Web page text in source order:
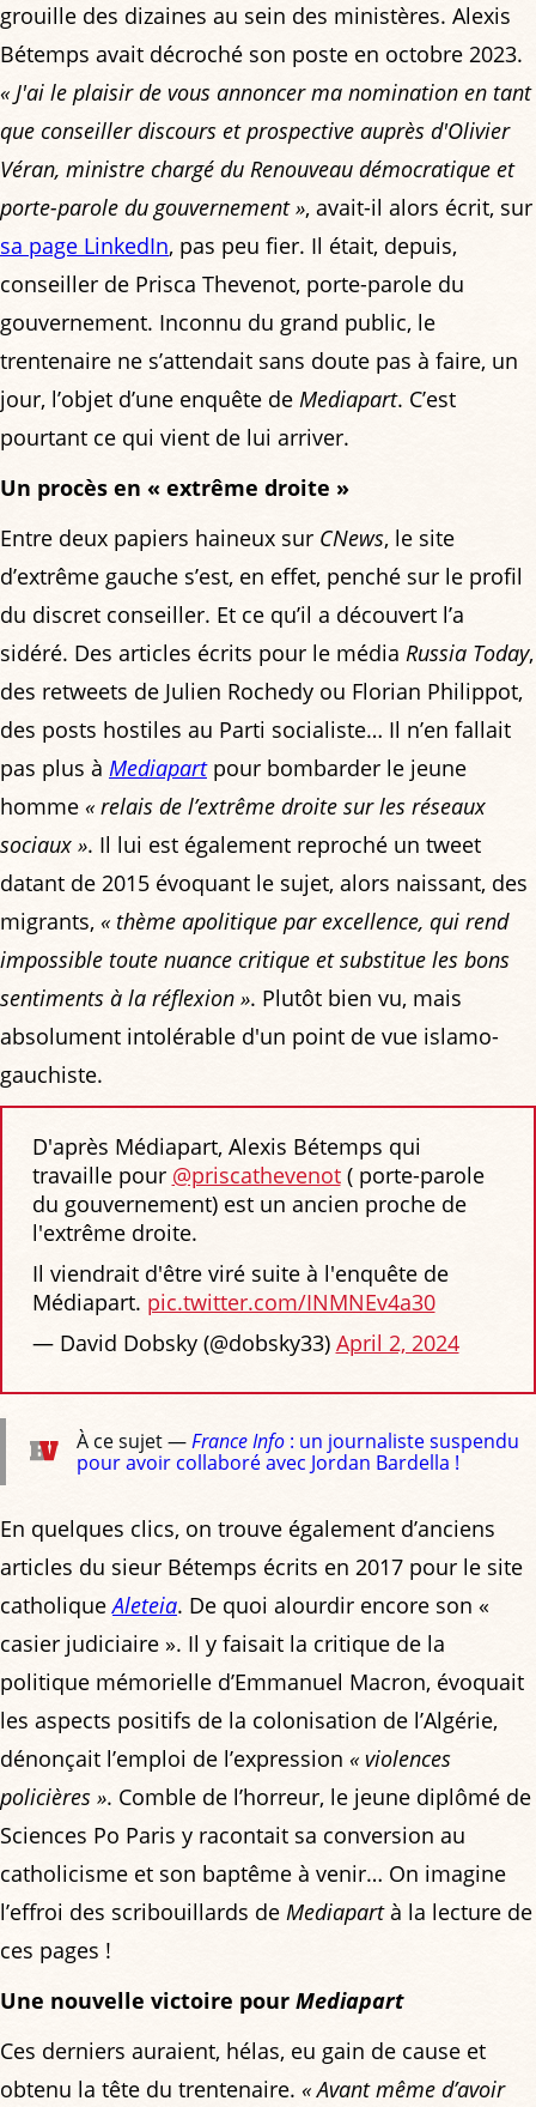
grouille des dizaines au sein des ministères. Alexis
Bétemps avait décroché son poste en octobre 2023.
« J'ai le plaisir de vous annoncer ma nomination en tant
que conseiller discours et prospective auprès d'Olivier
Véran, ministre chargé du Renouveau démocratique et
porte-parole du gouvernement », avait-il alors écrit, sur
sa page LinkedIn, pas peu fier. Il était, depuis,
conseiller de Prisca Thevenot, porte-parole du
gouvernement. Inconnu du grand public, le
trentenaire ne s’attendait sans doute pas à faire, un
jour, l’objet d’une enquête de Mediapart. C’est
pourtant ce qui vient de lui arriver.
Un procès en « extrême droite »
Entre deux papiers haineux sur CNews, le site
d’extrême gauche s’est, en effet, penché sur le profil
du discret conseiller. Et ce qu’il a découvert l’a
sidéré. Des articles écrits pour le média Russia Today,
des retweets de Julien Rochedy ou Florian Philippot,
des posts hostiles au Parti socialiste… Il n’en fallait
pas plus à Mediapartpour bombarder le jeune
homme « relais de l’extrême droite sur les réseaux
sociaux ». Il lui est également reproché un tweet
datant de 2015 évoquant le sujet, alors naissant, des
migrants, « thème apolitique par excellence, qui rend
impossible toute nuance critique et substitue les bons
sentiments à la réflexion ». Plutôt bien vu, mais
absolument intolérable d'un point de vue islamo-
gauchiste.
D'après Médiapart, Alexis Bétemps qui
travaille pour @priscathevenot( porte-parole
du gouvernement) est un ancien proche de
l'extrême droite.
Il viendrait d'être viré suite à l'enquête de
Médiapart. pic.twitter.com/INMNEv4a30
— David Dobsky (@dobsky33) April 2, 2024
À ce sujet —France Info : un journaliste suspendu
pour avoir collaboré avec Jordan Bardella !
En quelques clics, on trouve également d’anciens
articles du sieur Bétemps écrits en 2017 pour le site
catholiqueAleteia. De quoi alourdir encore son «
casier judiciaire ». Il y faisait la critique de la
politique mémorielle d’Emmanuel Macron, évoquait
les aspects positifs de la colonisation de l’Algérie,
dénonçait l’emploi de l’expression « violences
policières ». Comble de l’horreur, le jeune diplômé de
Sciences Po Paris y racontait sa conversion au
catholicisme et son baptême à venir… On imagine
l’effroi des scribouillards de Mediapartà la lecture de
ces pages !
Une nouvelle victoire pour Mediapart
Ces derniers auraient, hélas, eu gain de cause et
obtenu la tête du trentenaire. « Avant même d’avoir